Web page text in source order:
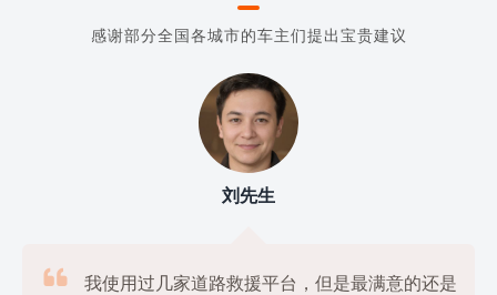
感谢部分全国各城市的车主们提出宝贵建议
刘先生

我使用过几家道路救援平台，但是最满意的还是